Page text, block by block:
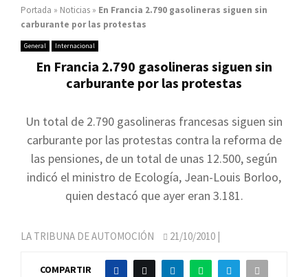
Portada » Noticias » En Francia 2.790 gasolineras siguen sin
carburante por las protestas
General Internacional
En Francia 2.790 gasolineras siguen sin
carburante por las protestas
Un total de 2.790 gasolineras francesas siguen sin
carburante por las protestas contra la reforma de
las pensiones, de un total de unas 12.500, según
indicó el ministro de Ecología, Jean-Louis Borloo,
quien destacó que ayer eran 3.181.
LA TRIBUNA DE AUTOMOCIÓN 21/10/2010 |
COMPARTIR